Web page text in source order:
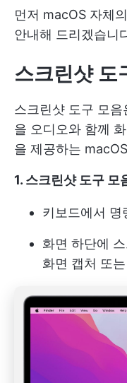
먼저 macOS 자체
안내해 드리겠습니
스크린샷 도
스크린샷 도구 모
을 오디오와 함께
을 제공하는
1. 스크린샷 도구 모
키보드에서
화면 하단에
화면 캡처 또